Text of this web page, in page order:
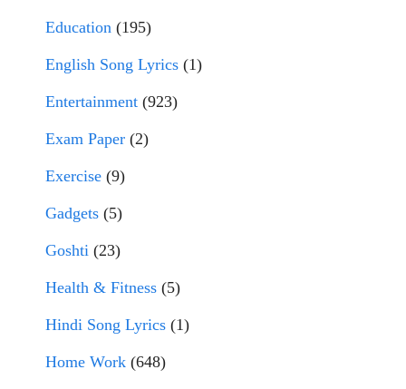
Education (195)
English Song Lyrics (1)
Entertainment (923)
Exam Paper (2)
Exercise (9)
Gadgets (5)
Goshti (23)
Health & Fitness (5)
Hindi Song Lyrics (1)
Home Work (648)